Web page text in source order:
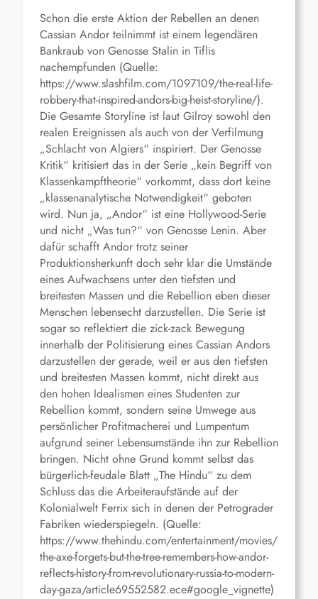
Schon die erste Aktion der Rebellen an denen
Cassian Andor teilnimmt ist einem legendären
Bankraub von Genosse Stalin in Tiflis
nachempfunden (Quelle:
https://www.slashfilm.com/1097109/the-real-life-
robbery-that-inspired-andors-big-heist-storyline/).
Die Gesamte Storyline ist laut Gilroy sowohl den
realen Ereignissen als auch von der Verfilmung
„Schlacht von Algiers“ inspiriert. Der Genosse
Kritik“ kritisiert das in der Serie „kein Begriff von
Klassenkampftheorie“ vorkommt, dass dort keine
„klassenanalytische Notwendigkeit“ geboten
wird. Nun ja, „Andor“ ist eine Hollywood-Serie
und nicht „Was tun?“ von Genosse Lenin. Aber
dafür schafft Andor trotz seiner
Produktionsherkunft doch sehr klar die Umstände
eines Aufwachsens unter den tiefsten und
breitesten Massen und die Rebellion eben dieser
Menschen lebensecht darzustellen. Die Serie ist
sogar so reflektiert die zick-zack Bewegung
innerhalb der Politisierung eines Cassian Andors
darzustellen der gerade, weil er aus den tiefsten
und breitesten Massen kommt, nicht direkt aus
den hohen Idealismen eines Studenten zur
Rebellion kommt, sondern seine Umwege aus
persönlicher Profitmacherei und Lumpentum
aufgrund seiner Lebensumstände ihn zur Rebellion
bringen. Nicht ohne Grund kommt selbst das
bürgerlich-feudale Blatt „The Hindu“ zu dem
Schluss das die Arbeiteraufstände auf der
Kolonialwelt Ferrix sich in denen der Petrograder
Fabriken wiederspiegeln. (Quelle:
https://www.thehindu.com/entertainment/movies/
the-axe-forgets-but-the-tree-remembers-how-andor-
reflects-history-from-revolutionary-russia-to-modern-
day-gaza/article69552582.ece#google_vignette)